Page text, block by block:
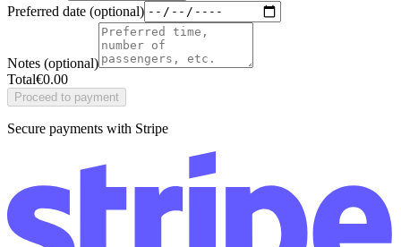
Preferred date (optional)
Notes (optional)
Total€0.00
Proceed to payment
Secure payments with Stripe